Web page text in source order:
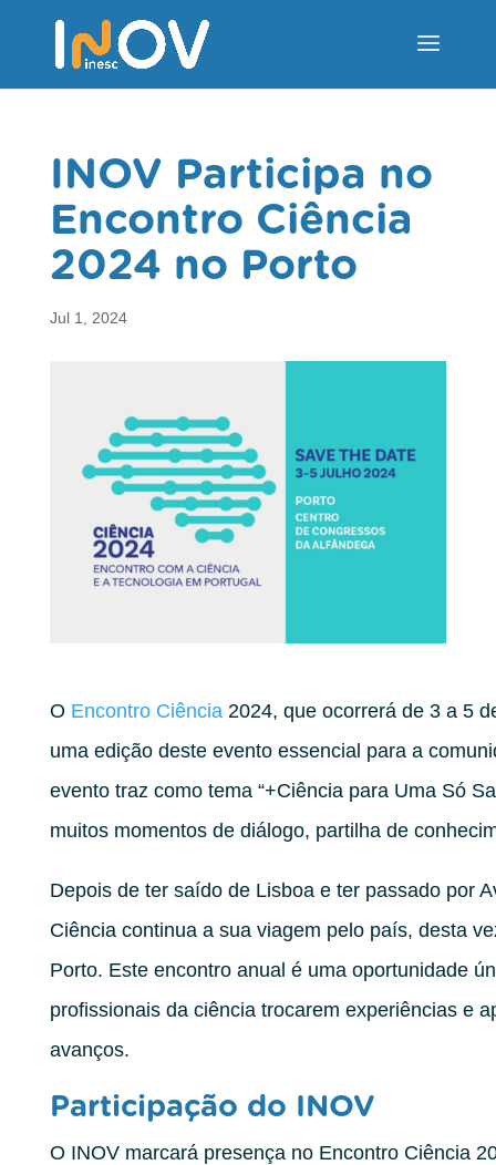
INOV Participa no
Encontro Ciência
2024 no Porto
Jul 1, 2024
O Encontro Ciência 2024, que ocorrerá de 3 a 5
uma edição deste evento essencial para a
evento traz como tema “+Ciência para Uma Só
muitos momentos de diálogo, partilha de
Depois de ter saído de Lisboa e ter passado por
Ciência continua a sua viagem pelo país, desta
Porto. Este encontro anual é uma oportunidade
profissionais da ciência trocarem experiências e
avanços.
Participação do INOV
O INOV marcará presença no Encontro Ciência